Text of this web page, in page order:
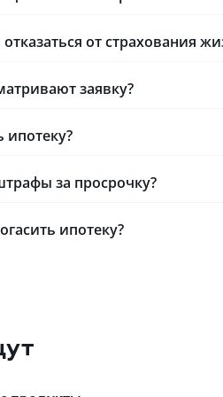
от страхования
заявку?
ипотеку?
за просрочку?
ипотеку?